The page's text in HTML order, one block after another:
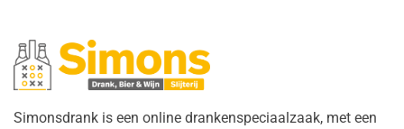
Simonsdrank is een online drankenspeciaalzaak, met een